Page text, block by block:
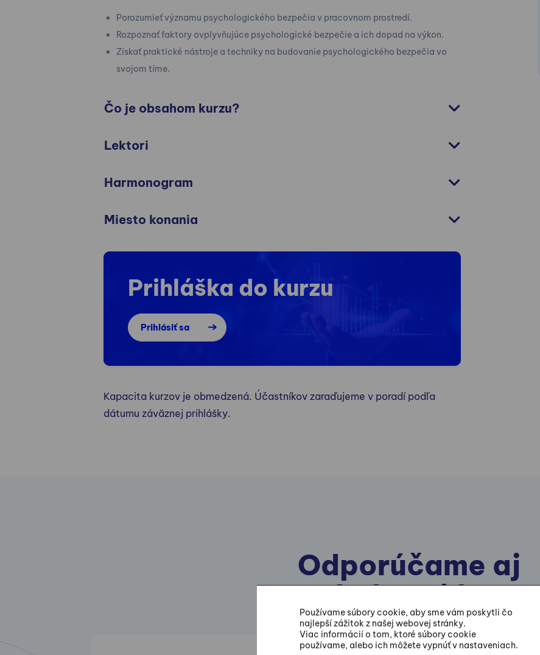
Porozumieť významu psychologického bezpečia v pracovnom prostredí.
Rozpoznať faktory ovplyvňujúce psychologické bezpečie a ich dopad na výkon.
Získať praktické nástroje a techniky na budovanie psychologického bezpečia vo
svojom tíme.
Čo je obsahom kurzu?
Lektori
Harmonogram
Miesto konania
Prihláška do kurzu
Prihlásiť sa
Kapacita kurzov je obmedzená. Účastníkov zaraďujeme v poradí podľa
dátumu záväznej prihlášky.
Odporúčame aj
nasledovné kurzy
Používame súbory cookie, aby sme vám poskytli čo
najlepší zážitok z našej webovej stránky.
Viac informácií o tom, ktoré súbory cookie
používame, alebo ich môžete vypnúť v nastaveniach.